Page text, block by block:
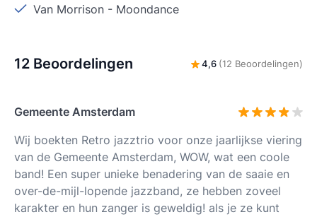
Van Morrison - Moondance
12 Beoordelingen 4,6 (12 Beoordelingen)
Gemeente Amsterdam
Wij boekten Retro jazztrio voor onze jaarlijkse viering
van de Gemeente Amsterdam, WOW, wat een coole
band! Een super unieke benadering van de saaie en
over-de-mijl-lopende jazzband, ze hebben zoveel
karakter en hun zanger is geweldig! als je ze kunt